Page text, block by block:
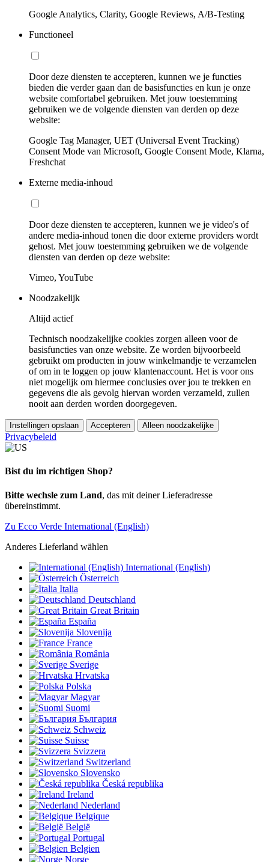
Google Analytics, Clarity, Google Reviews, A/B-Testing
Functioneel
Door deze diensten te accepteren, kunnen we je functies
bieden die verder gaan dan de basisfuncties en kun je onze
website comfortabel gebruiken. Met jouw toestemming
gebruiken we de volgende diensten van derden op deze
website:
Google Tag Manager, UET (Universal Event Tracking)
Consent Mode van Microsoft, Google Consent Mode, Klarna,
Freshchat
Externe media-inhoud
Door deze diensten te accepteren, kunnen we je video's of
andere media-inhoud tonen die door externe providers wordt
gehost. Met jouw toestemming gebruiken we de volgende
diensten van derden op deze website:
Vimeo, YouTube
Noodzakelijk
Altijd actief
Technisch noodzakelijke cookies zorgen alleen voor de
basisfuncties van onze website. Ze worden bijvoorbeeld
gebruikt om producten in jouw winkelmandje te verzamelen
of om in te loggen op jouw klantenaccount. Het is voor ons
niet mogelijk om hiermee conclusies over jou te trekken en
gegevens die als gevolg hiervan worden verzameld, zullen
nooit aan derden worden doorgegeven.
Instellingen opslaan Accepteren Alleen noodzakelijke
Privacybeleid
Bist du im richtigen Shop?
Bitte wechsle zum Land, das mit deiner Lieferadresse
übereinstimmt.
Zu Ecco Verde International (English)
Anderes Lieferland wählen
International (English)
Österreich
Italia
Deutschland
Great Britain
España
Slovenija
France
România
Sverige
Hrvatska
Polska
Magyar
Suomi
България
Schweiz
Suisse
Svizzera
Switzerland
Slovensko
Česká republika
Ireland
Nederland
Belgique
België
Portugal
Belgien
Norge